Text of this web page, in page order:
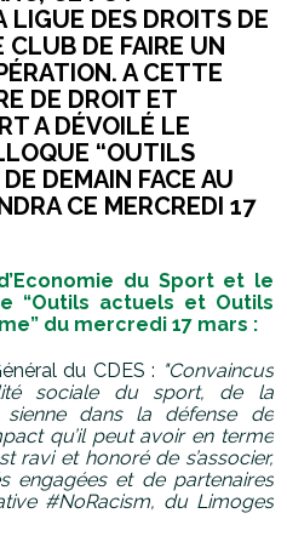
LIGUE DES DROITS DE
CLUB DE FAIRE UN
A CETTE
DE DROIT ET
A DÉVOILÉ LE
“OUTILS
DEMAIN FACE AU
CE MERCREDI 17
du Sport et le
“Outils actuels et Outils
du mercredi 17 mars :
du CDES : "Convaincus
sociale du sport, de la
dans la défense de
qu’il peut avoir en terme
ravi et honoré de s’associer,
engagées et de partenaires
#NoRacism, du Limoges